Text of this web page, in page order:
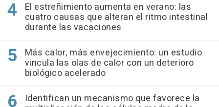
El estreñimiento aumenta en verano: las
cuatro causas que alteran el ritmo intestinal
durante las vacaciones
Más calor, más envejecimiento: un estudio
vincula las olas de calor con un deterioro
biológico acelerado
Identifican un mecanismo que favorece la